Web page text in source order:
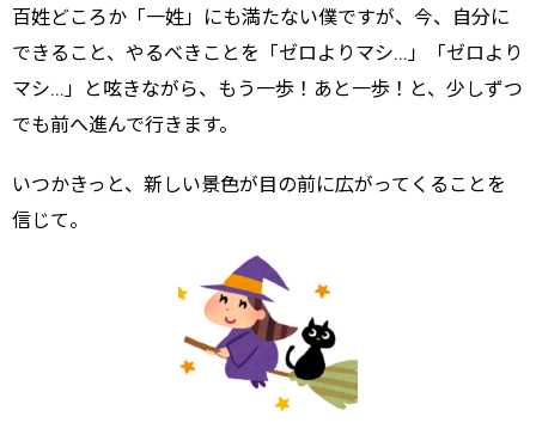
百姓どころか「一姓」にも満たない僕ですが、今、自分に
できること、やるべきことを「ゼロよりマシ…」「ゼロより
マシ…」と呟きながら、もう一歩！あと一歩！と、少しずつ
でも前へ進んで行きます。
いつかきっと、新しい景色が目の前に広がってくることを
信じて。